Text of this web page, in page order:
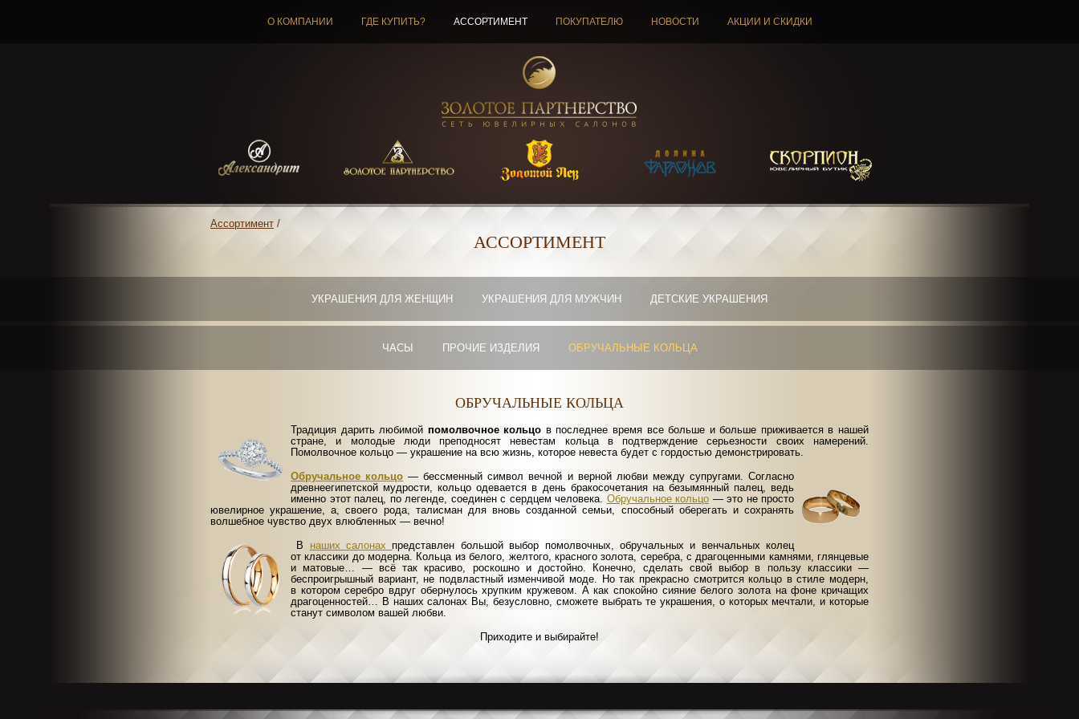
О КОМПАНИИ ГДЕ КУПИТЬ? АССОРТИМЕНТ ПОКУПАТЕЛЮ НОВОСТИ АКЦИИ И СКИДКИ
Ассортимент /
АССОРТИМЕНТ
УКРАШЕНИЯ ДЛЯ ЖЕНЩИН УКРАШЕНИЯ ДЛЯ МУЖЧИН ДЕТСКИЕ УКРАШЕНИЯ
ЧАСЫ ПРОЧИЕ ИЗДЕЛИЯ ОБРУЧАЛЬНЫЕ КОЛЬЦА
ОБРУЧАЛЬНЫЕ КОЛЬЦА
Традиция дарить любимой помолвочное кольцо в последнее время все больше и больше приживается в нашей
стране, и молодые люди преподносят невестам кольца в подтверждение серьезности своих намерений.
Помолвочное кольцо — украшение на всю жизнь, которое невеста будет с гордостью демонстрировать.
Обручальное кольцо — бессменный символ вечной и верной любви между супругами. Согласно
древнеегипетской мудрости, кольцо одевается в день бракосочетания на безымянный палец, ведь
именно этот палец, по легенде, соединен с сердцем человека. Обручальное кольцо — это не просто
ювелирное украшение, а, своего рода, талисман для вновь созданной семьи, способный оберегать и сохранять
волшебное чувство двух влюбленных — вечно!
В наших салонах представлен большой выбор помолвочных, обручальных и венчальных колец
от классики до модерна. Кольца из белого, желтого, красного золота, серебра, с драгоценными камнями, глянцевые
и матовые… — всё так красиво, роскошно и достойно. Конечно, сделать свой выбор в пользу классики —
беспроигрышный вариант, не подвластный изменчивой моде. Но так прекрасно смотрится кольцо в стиле модерн,
в котором серебро вдруг обернулось хрупким кружевом. А как спокойно сияние белого золота на фоне кричащих
драгоценностей… В наших салонах Вы, безусловно, сможете выбрать те украшения, о которых мечтали, и которые
станут символом вашей любви.
Приходите и выбирайте!